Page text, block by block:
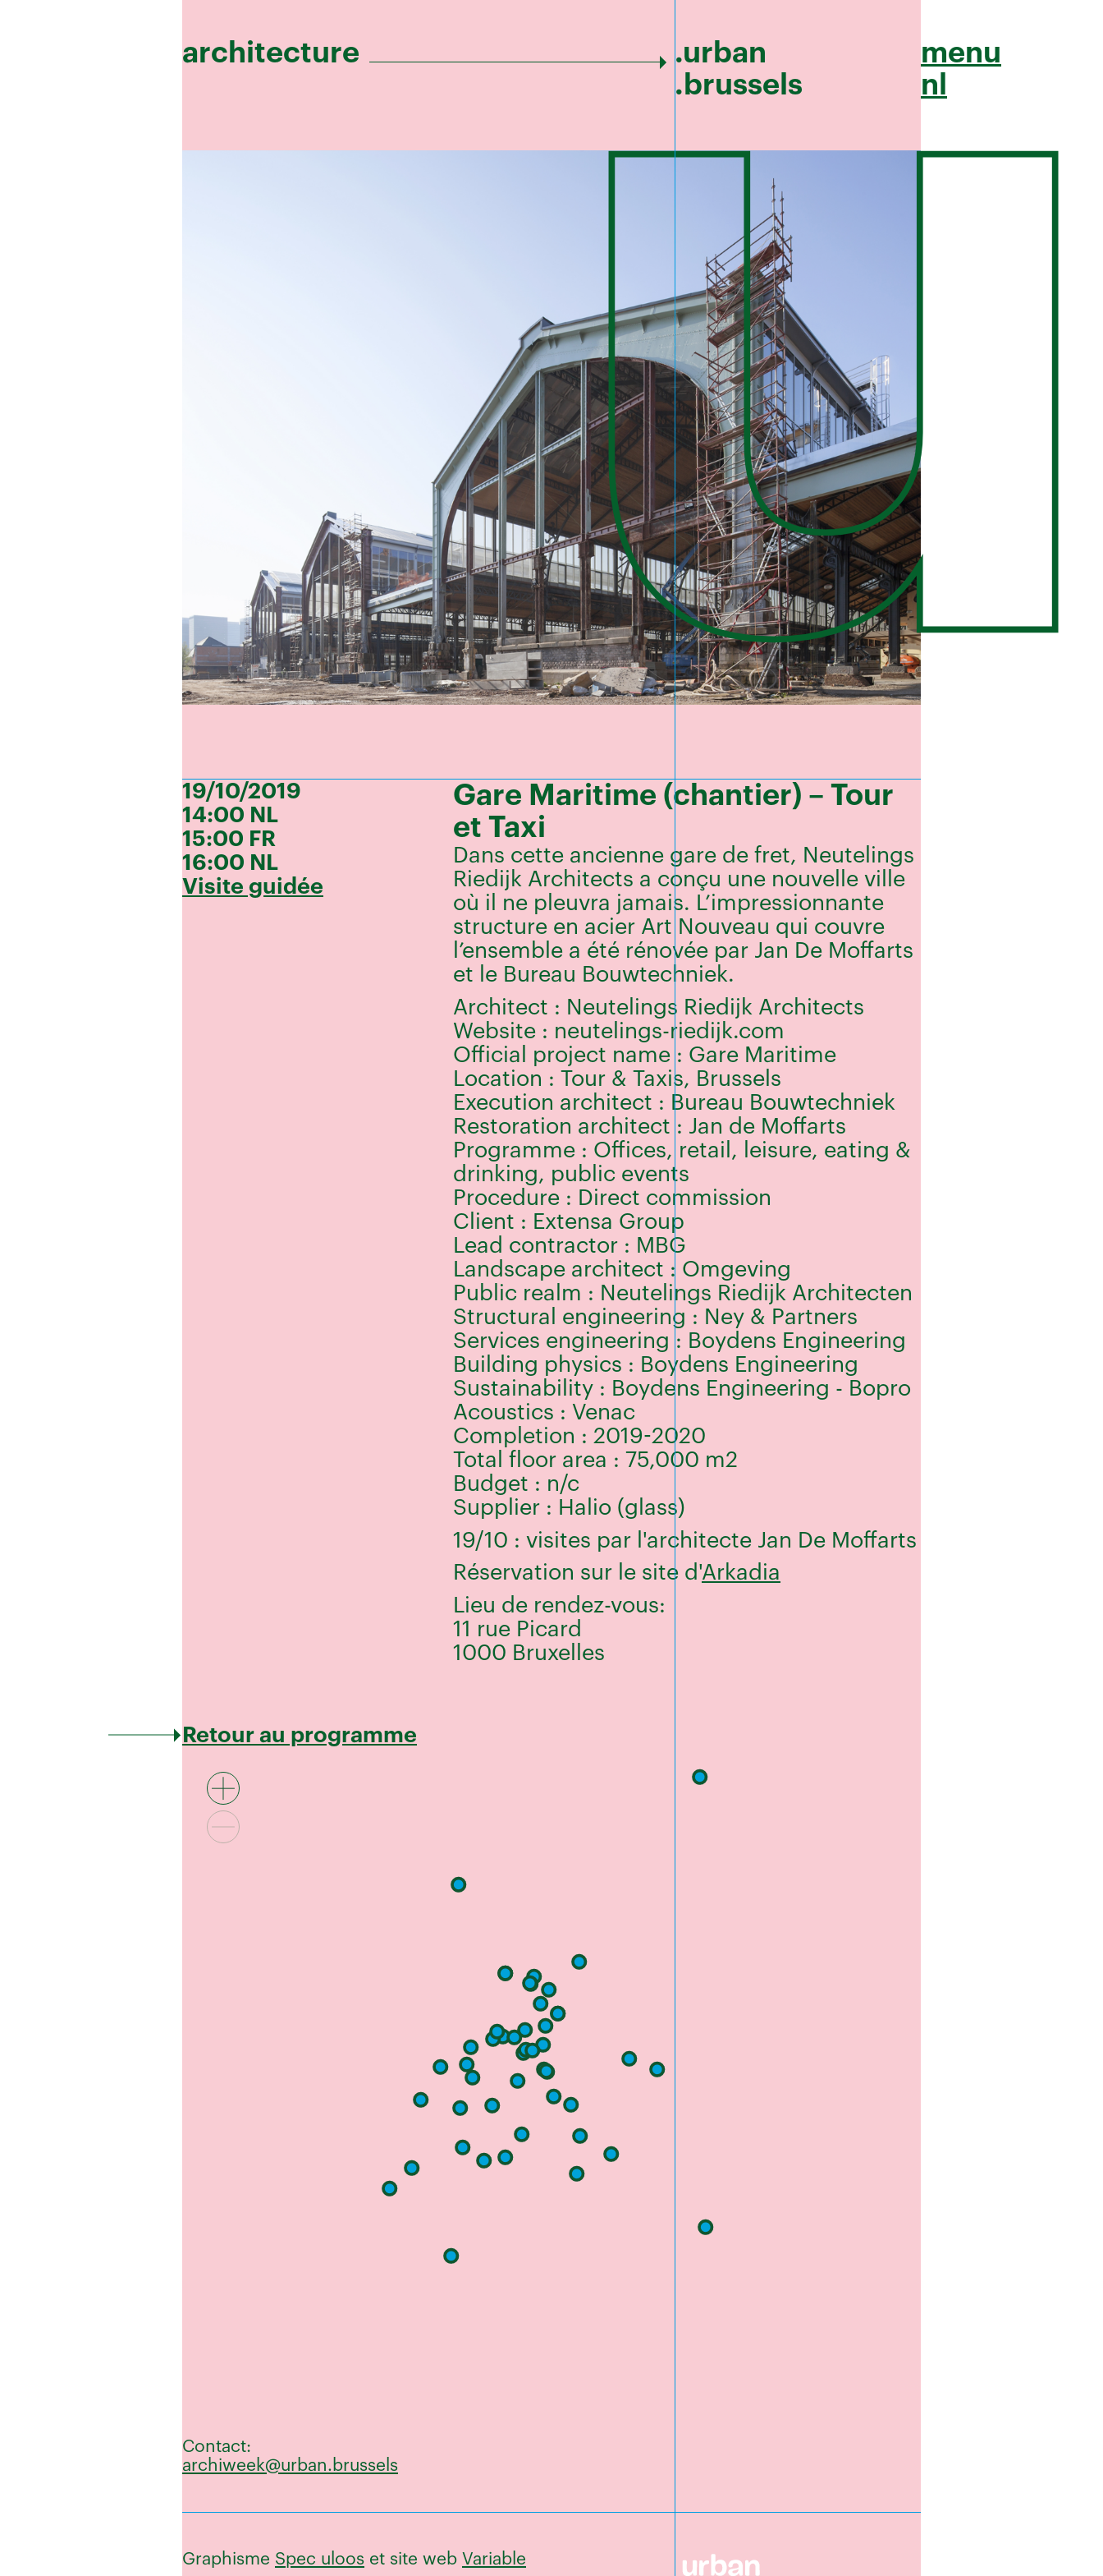
architecture
.urban
.brussels
menu
nl
19/10/2019
14:00 NL
15:00 FR
16:00 NL
Visite guidée
Gare Maritime (chantier) – Tour
et Taxi
Dans cette ancienne gare de fret, Neutelings
Riedijk Architects a conçu une nouvelle ville
où il ne pleuvra jamais. L’impressionnante
structure en acier Art Nouveau qui couvre
l’ensemble a été rénovée par Jan De Moffarts
et le Bureau Bouwtechniek.
Architect : Neutelings Riedijk Architects
Website : neutelings-riedijk.com
Official project name : Gare Maritime
Location : Tour & Taxis, Brussels
Execution architect : Bureau Bouwtechniek
Restoration architect : Jan de Moffarts
Programme : Offices, retail, leisure, eating &
drinking, public events
Procedure : Direct commission
Client : Extensa Group
Lead contractor : MBG
Landscape architect : Omgeving
Public realm : Neutelings Riedijk Architecten
Structural engineering : Ney & Partners
Services engineering : Boydens Engineering
Building physics : Boydens Engineering
Sustainability : Boydens Engineering - Bopro
Acoustics : Venac
Completion : 2019-2020
Total floor area : 75,000 m2
Budget : n/c
Supplier : Halio (glass)
19/10 : visites par l'architecte Jan De Moffarts
Réservation sur le site d'Arkadia
Lieu de rendez-vous:
11 rue Picard
1000 Bruxelles
Retour au programme
Contact:
archiweek@urban.brussels
Graphisme Spec uloos et site web Variable